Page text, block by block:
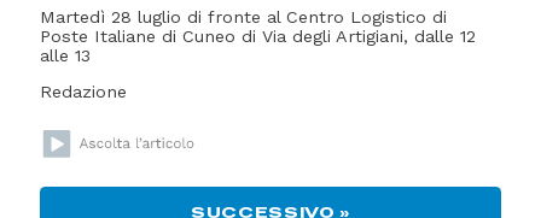
Martedì 28 luglio di fronte al Centro Logistico di
Poste Italiane di Cuneo di Via degli Artigiani, dalle 12
alle 13
Redazione
SUCCESSIVO »